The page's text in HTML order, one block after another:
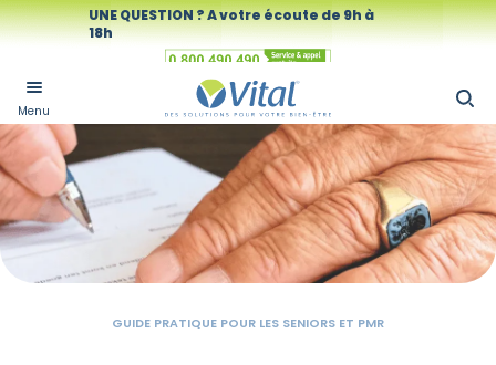
UNE QUESTION ? A votre écoute de 9h à
18h
Numéro vert
Menu
GUIDE PRATIQUE POUR LES SENIORS ET PMR